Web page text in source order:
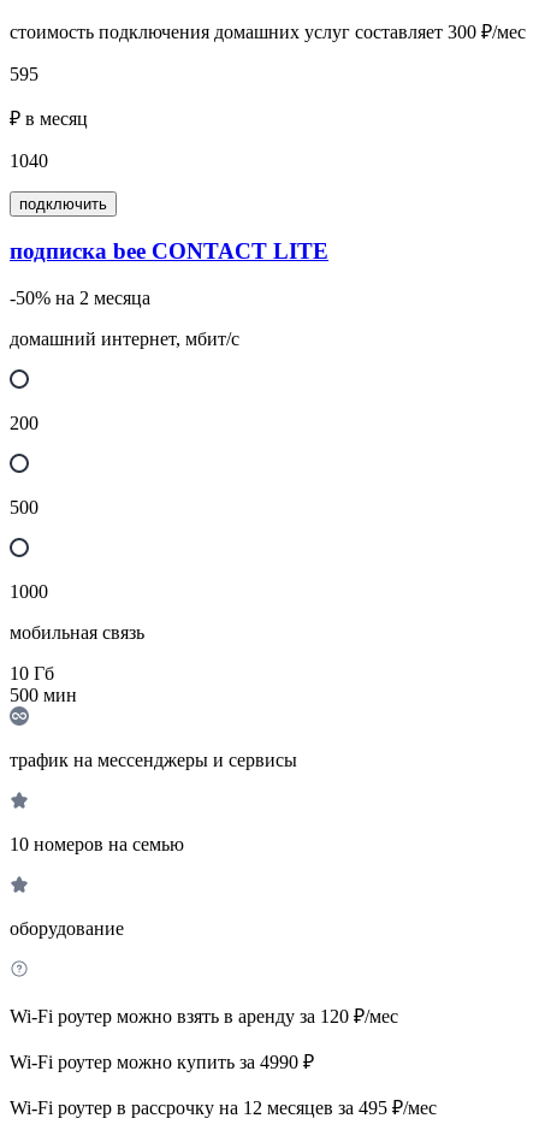
стоимость подключения домашних услуг составляет 300 ₽/мес
595
₽ в месяц
1040
подключить
подписка bee CONTACT LITE
-50% на 2 месяца
домашний интернет, мбит/с
200
500
1000
мобильная связь
10 Гб
500 мин
трафик на мессенджеры и сервисы
10 номеров на семью
оборудование
Wi-Fi роутер можно взять в аренду за 120 ₽/мес
Wi-Fi роутер можно купить за 4990 ₽
Wi-Fi роутер в рассрочку на 12 месяцев за 495 ₽/мес